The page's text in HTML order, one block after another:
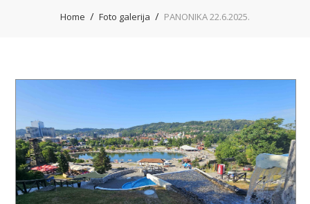
Home Foto galerija PANONIKA 22.6.2025.